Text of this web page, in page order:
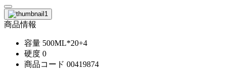
商品情報
容量 500ML*20+4
硬度 0
商品コード 00419874